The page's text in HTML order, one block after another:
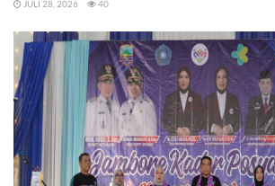
JULI 28, 2026 40